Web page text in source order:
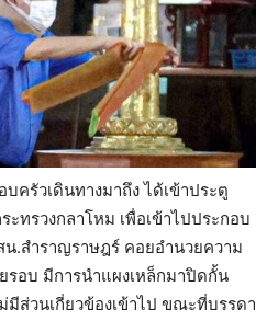
รัวเดินทางมาถึง ได้เข้าประตู
ะทรวงกลาโหม เพื่อเข้าไปประกอบ
.สำราญราษฎร์ คอยอำนวยความ
รอบ มีการนำแผงเหล็กมาปิดกั้น
มีส่วนเกี่ยวข้องเข้าไป ขณะที่บรรดา